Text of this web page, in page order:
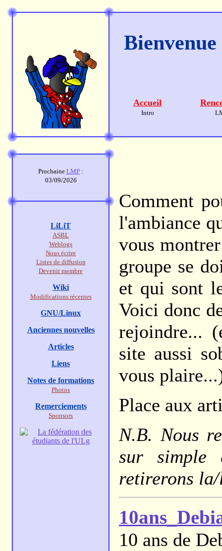
Accueil
Intro
Comment
l'ambiance
vous
groupe se
et qui sont
Voici donc
rejoindre...
site aussi
vous
Place aux
N.B. Nous
sur simple
retirerons la/
10 ans de
Prochaine LMP :
03/09/2026
LiLiT
ASBL
Weblogs
Nous écrire
Listes de diffusion
Devenir membre
Wiki
Modifications récentes
GNU/Linux
Anciennes nouvelles
Articles
Liens
Notes de formations
Photos
Remerciements
Sponsors